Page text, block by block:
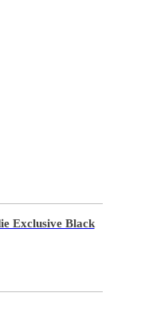
Exclusive Black